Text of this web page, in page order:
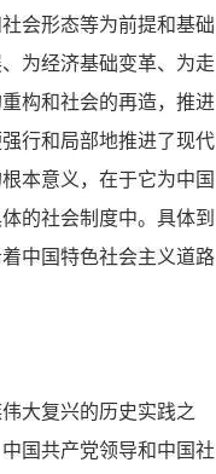
会形态等为前提和基础
为经济基础变革、为走
构和社会的再造，推进
行和局部地推进了现代
本意义，在于它为中国
的社会制度中。具体到
中国特色社会主义道路
大复兴的历史实践之
国共产党领导和中国社